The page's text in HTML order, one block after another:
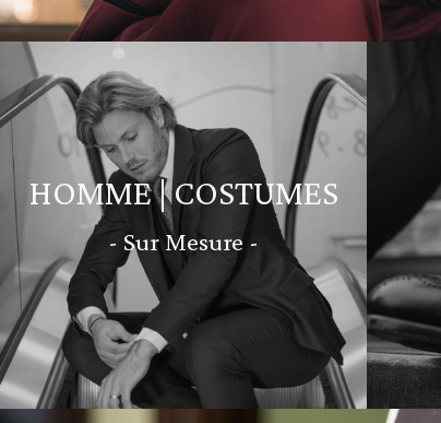
HOMME | COSTUMES
- Sur Mesure -